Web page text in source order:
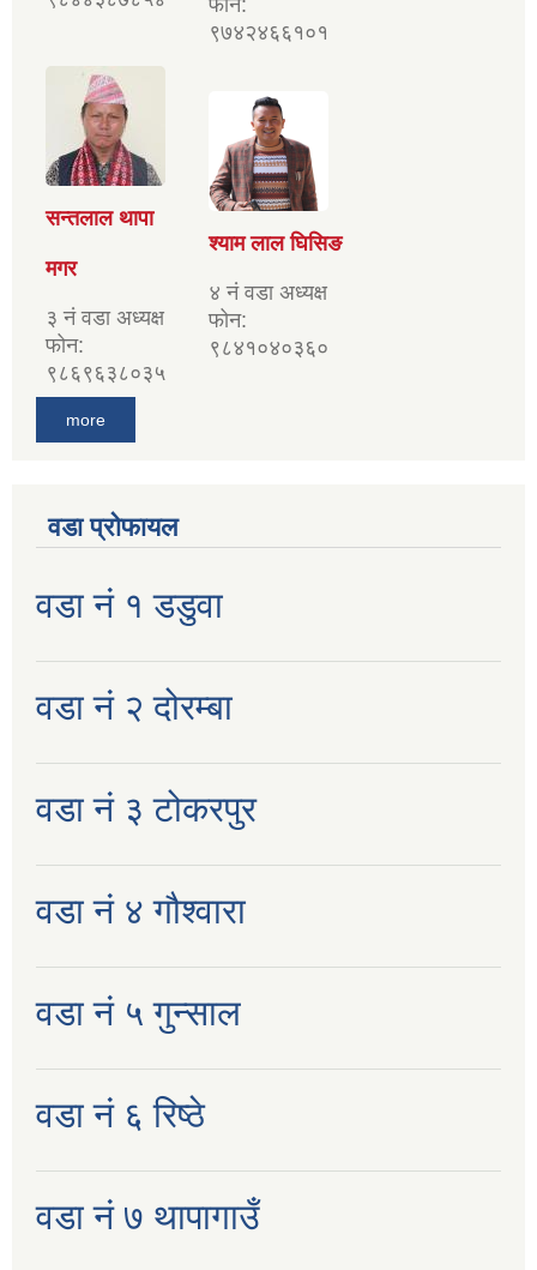
फोन:
९७४२४६६१०१
सन्तलाल थापा
मगर
३ नं वडा अध्यक्ष
फोन:
९८६९६३८०३५
श्याम लाल घिसिङ
४ नं वडा अध्यक्ष
फोन:
९८४१०४०३६०
more
वडा प्रोफायल
वडा नं १ डडुवा
वडा नं २ दोरम्बा
वडा नं ३ टोकरपुर
वडा नं ४ गौश्वारा
वडा नं ५ गुन्साल
वडा नं ६ रिष्ठे
वडा नं ७ थापागाउँ